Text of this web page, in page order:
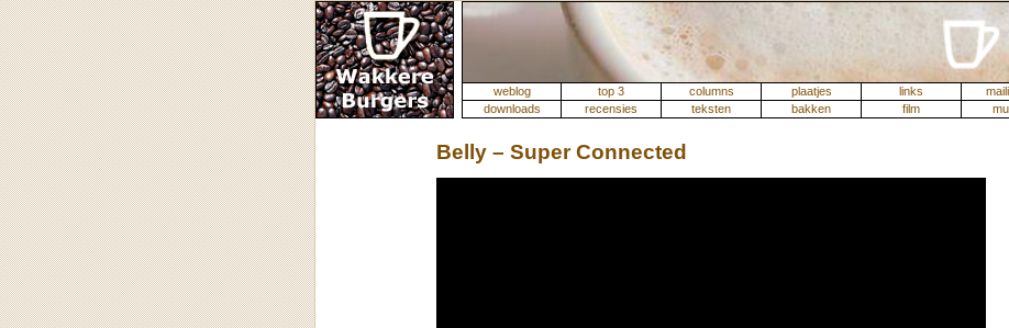
weblog top 3 columns plaatjes links
downloads
recensies teksten bakken film
Belly – Super Connected